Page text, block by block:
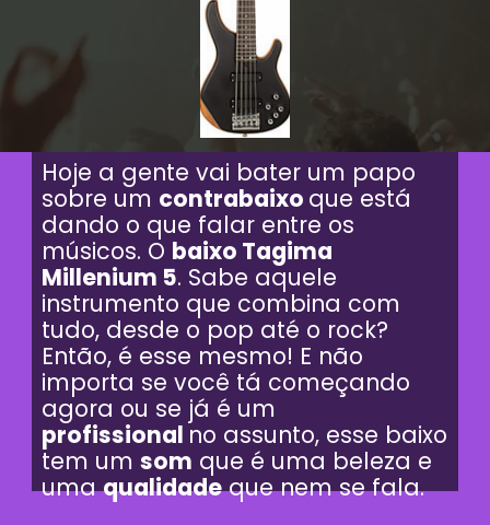
Hoje a gente vai bater um papo
sobre um contrabaixo que está
dando o que falar entre os
músicos. O baixo Tagima
Millenium 5. Sabe aquele
instrumento que combina com
tudo, desde o pop até o rock?
Então, é esse mesmo! E não
importa se você tá começando
agora ou se já é um
profissionalno assunto, esse baixo
tem umsom que é uma beleza e
umaqualidadeque nem se fala.